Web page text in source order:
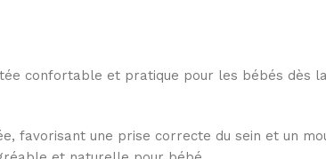
confortable et pratique pour les bébés dès
favorisant une prise correcte du sein et un